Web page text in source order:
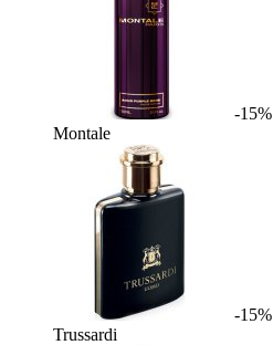
-15%
Montale
-15%
Trussardi